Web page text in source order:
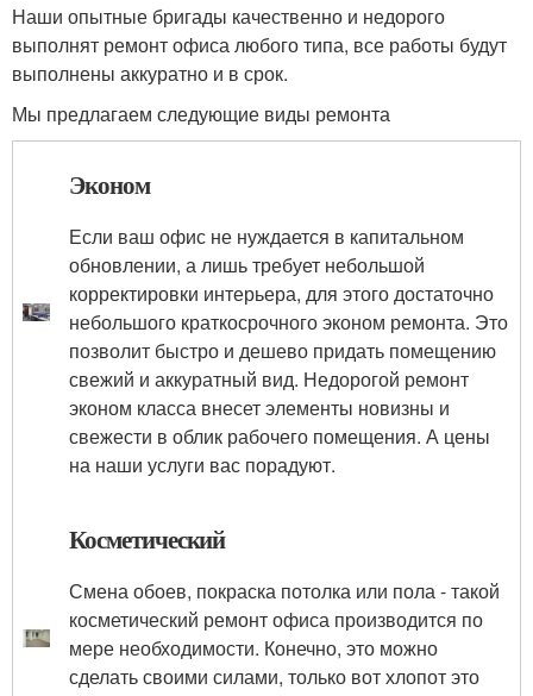
Наши опытные бригады качественно и недорого
выполнят ремонт офиса любого типа, все работы будут
выполнены аккуратно и в срок.
Мы предлагаем следующие виды ремонта
Эконом
Если ваш офис не нуждается в капитальном
обновлении, а лишь требует небольшой
корректировки интерьера, для этого достаточно
небольшого краткосрочного эконом ремонта. Это
позволит быстро и дешево придать помещению
свежий и аккуратный вид. Недорогой ремонт
эконом класса внесет элементы новизны и
свежести в облик рабочего помещения. А цены
на наши услуги вас порадуют.
Косметический
Смена обоев, покраска потолка или пола - такой
косметический ремонт офиса производится по
мере необходимости. Конечно, это можно
сделать своими силами, только вот хлопот это